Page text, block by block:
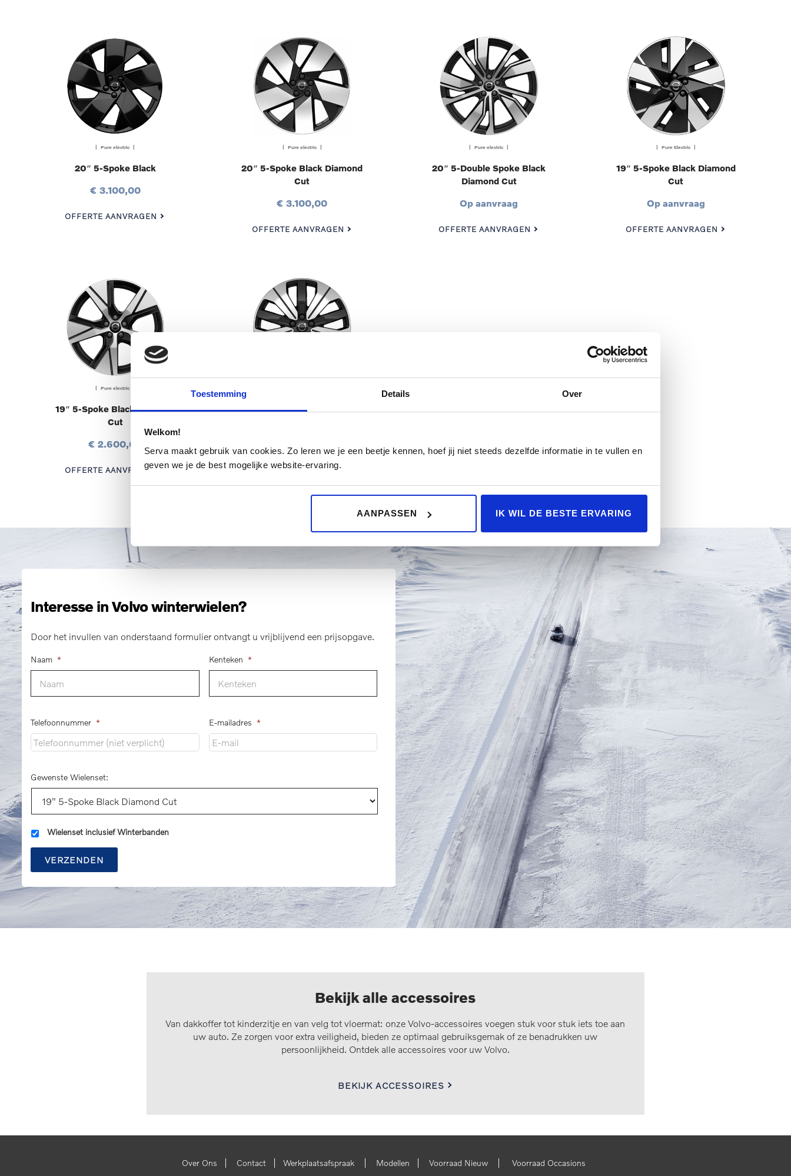
Toestemming Details Over
Welkom!
Serva maakt gebruik van cookies. Zo leren we je een beetje kennen, hoef jij niet steeds dezelfde informatie in te vullen en
geven we je de best mogelijke website-ervaring.
AANPASSEN IK WIL DE BESTE ERVARING
| Pure electric |
20″ 5-Spoke Black
€ 3.100,00
OFFERTE AANVRAGEN
| Pure electric |
20″ 5-Spoke Black Diamond
Cut
€ 3.100,00
OFFERTE AANVRAGEN
| Pure electric |
20″ 5-Double Spoke Black
Diamond Cut
Op aanvraag
OFFERTE AANVRAGEN
| Pure Electric |
19″ 5-Spoke Black Diamond
Cut
Op aanvraag
OFFERTE AANVRAGEN
| Pure electric |
19″ 5-Spoke Black Diamond
Cut
€ 2.600,00
OFFERTE AANVRAGEN
19″ 5-Double Spoke Black
OFFERTE AANVRAGEN
Interesse in Volvo winterwielen?
Door het invullen van onderstaand formulier ontvangt u vrijblijvend een prijsopgave.
Naam * Kenteken *
Telefoonnummer * E-mailadres *
Gewenste Wielenset:
Wielenset inclusief Winterbanden
VERZENDEN
Bekijk alle accessoires
Van dakkoffer tot kinderzitje en van velg tot vloermat: onze Volvo-accessoires voegen stuk voor stuk iets toe aan
uw auto. Ze zorgen voor extra veiligheid, bieden ze optimaal gebruiksgemak of ze benadrukken uw
persoonlijkheid. Ontdek alle accessoires voor uw Volvo.
BEKIJK ACCESSOIRES
Over Ons | Contact | Werkplaatsafspraak | Modellen | Voorraad Nieuw | Voorraad Occasions